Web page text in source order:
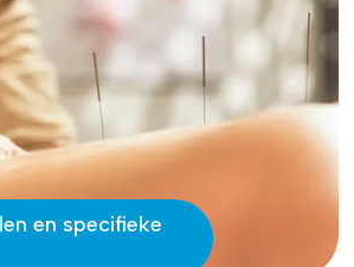
en specifieke